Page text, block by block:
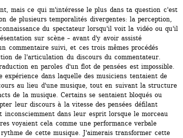
mais ce qui m'intéresse le plus dans ta question c'est
de plusieurs temporalités divergentes: la perception,
du spectateur lorsqu'il voit la vidéo ou qu'il
sur scène – avant d'y avoir assisté
commentaire suivi, et ces trois mêmes procédés
de l'articulation du discours du commentateur.
en paroles d'un flot de pensées est impossible.
expérience dans laquelle des musiciens tentaient de
au lieu d'une musique, tout en suivant la structure
de la musique. Certains se sentaient bloqués ou
leur discours à la vitesse des pensées défilant
inconsciemment dans leur esprit lorsque le morceau
voyaient cela comme une performance verbale
de cette musique. J'aimerais transformer cette